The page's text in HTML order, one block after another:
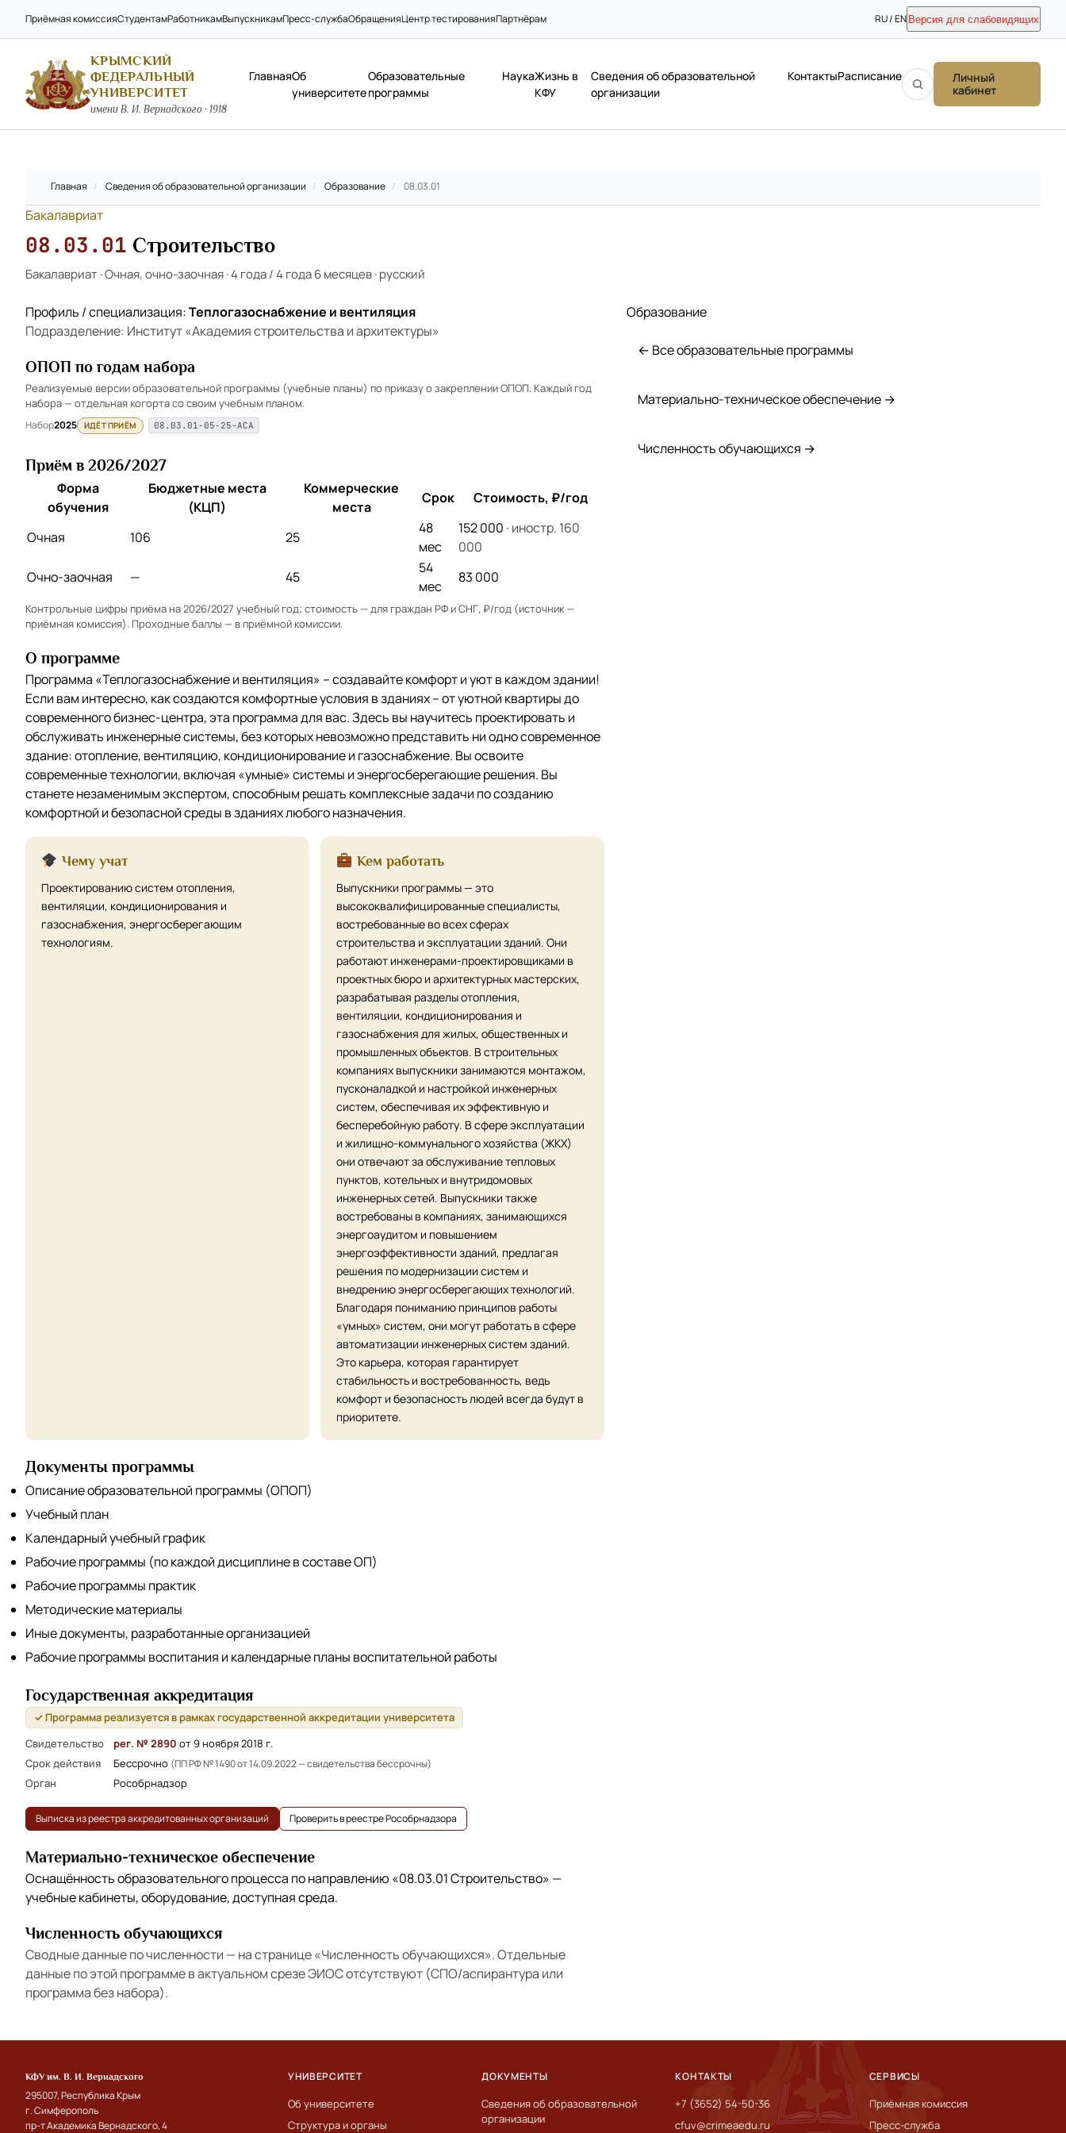
Приёмная комиссияСтудентамРаботникамВыпускникамПресс-службаОбращенияЦентр тестированияПартнёрам RU / EN Версия для слабовидящих
КРЫМСКИЙ
ФЕДЕРАЛЬНЫЙ
УНИВЕРСИТЕТ
имени В. И. Вернадского · 1918
ГлавнаяОб
университете
Образовательные
программы
НаукаЖизнь в
КФУ
Сведения об образовательной
организации
КонтактыРасписание
Личный
кабинет
Главная / Сведения об образовательной организации / Образование / 08.03.01
Бакалавриат
08.03.01 Строительство
Бакалавриат·Очная, очно-заочная·4 года / 4 года 6 месяцев·русский
Профиль / специализация:Теплогазоснабжение и вентиляция
Подразделение: Институт «Академия строительства и архитектуры»
ОПОП по годам набора
Реализуемые версии образовательной программы (учебные планы) по приказу о закреплении ОПОП. Каждый год
набора — отдельная когорта со своим учебным планом.
Набор2025 ИДЁТ ПРИЁМ 08.03.01-05-25-АСА
Приём в 2026/2027
Форма
обучения
Бюджетные места
(КЦП)
Коммерческие
места
Срок Стоимость, ₽/год
Очная 106 25
48
мес
152 000 · иностр. 160
000
Очно-заочная
— 45
54
мес
83 000
Контрольные цифры приёма на 2026/2027 учебный год; стоимость — для граждан РФ и СНГ, ₽/год (источник —
приёмная комиссия). Проходные баллы — в приёмной комиссии.
О программе
Программа «Теплогазоснабжение и вентиляция» – создавайте комфорт и уют в каждом здании!
Если вам интересно, как создаются комфортные условия в зданиях – от уютной квартиры до
современного бизнес-центра, эта программа для вас. Здесь вы научитесь проектировать и
обслуживать инженерные системы, без которых невозможно представить ни одно современное
здание: отопление, вентиляцию, кондиционирование и газоснабжение. Вы освоите
современные технологии, включая «умные» системы и энергосберегающие решения. Вы
станете незаменимым экспертом, способным решать комплексные задачи по созданию
комфортной и безопасной среды в зданиях любого назначения.
Чему учат
Проектированию систем отопления,
вентиляции, кондиционирования и
газоснабжения, энергосберегающим
технологиям.
Кем работать
Выпускники программы — это
высококвалифицированные специалисты,
востребованные во всех сферах
строительства и эксплуатации зданий. Они
работают инженерами-проектировщиками в
проектных бюро и архитектурных мастерских,
разрабатывая разделы отопления,
вентиляции, кондиционирования и
газоснабжения для жилых, общественных и
промышленных объектов. В строительных
компаниях выпускники занимаются монтажом,
пусконаладкой и настройкой инженерных
систем, обеспечивая их эффективную и
бесперебойную работу. В сфере эксплуатации
и жилищно-коммунального хозяйства (ЖКХ)
они отвечают за обслуживание тепловых
пунктов, котельных и внутридомовых
инженерных сетей. Выпускники также
востребованы в компаниях, занимающихся
энергоаудитом и повышением
энергоэффективности зданий, предлагая
решения по модернизации систем и
внедрению энергосберегающих технологий.
Благодаря пониманию принципов работы
«умных» систем, они могут работать в сфере
автоматизации инженерных систем зданий.
Это карьера, которая гарантирует
стабильность и востребованность, ведь
комфорт и безопасность людей всегда будут в
приоритете.
Документы программы
Описание образовательной программы (ОПОП)
Учебный план
Календарный учебный график
Рабочие программы (по каждой дисциплине в составе ОП)
Рабочие программы практик
Методические материалы
Иные документы, разработанные организацией
Рабочие программы воспитания и календарные планы воспитательной работы
Государственная аккредитация
✓ Программа реализуется в рамках государственной аккредитации университета
Свидетельство
рег. № 2890 от 9 ноября 2018 г.
Срок действия
Бессрочно (ПП РФ № 1490 от 14.09.2022 — свидетельства бессрочны)
Орган Рособрнадзор
Выписка из реестра аккредитованных организаций Проверить в реестре Рособрнадзора
Материально-техническое обеспечение
Оснащённость образовательного процесса по направлению «08.03.01 Строительство» —
учебные кабинеты, оборудование, доступная среда.
Численность обучающихся
Сводные данные по численности — на странице«Численность обучающихся». Отдельные
данные по этой программе в актуальном срезе ЭИОС отсутствуют (СПО/аспирантура или
программа без набора).
Образование
← Все образовательные программы
Материально-техническое обеспечение →
Численность обучающихся →
КФУ им. В. И. Вернадского
295007, Республика Крым
г. Симферополь
пр-т Академика Вернадского, 4
УНИВЕРСИТЕТ
Об университете
Структура и органы
ДОКУМЕНТЫ
Сведения об образовательной
организации
КОНТАКТЫ
+7 (3652) 54-50-36
cfuv@crimeaedu.ru
СЕРВИСЫ
Приёмная комиссия
Пресс-служба